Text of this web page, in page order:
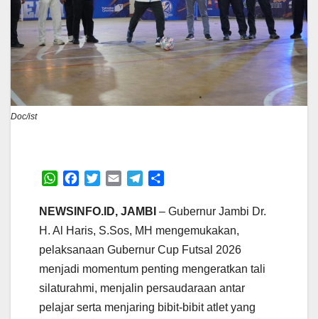
Doc/ist
W
a
t
A
p
p
c
o
o
k
i
t
e
r
a
l
e
r
a
m
a
NEWSINFO.ID, JAMBI – Gubernur Jambi Dr.
H. Al Haris, S.Sos, MH mengemukakan,
pelaksanaan Gubernur Cup Futsal 2026
menjadi momentum penting mengeratkan tali
silaturahmi, menjalin persaudaraan antar
pelajar serta menjaring bibit-bibit atlet yang